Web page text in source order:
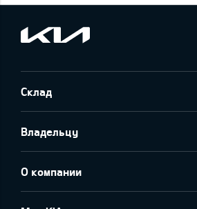
Склад
Владельцу
О компании